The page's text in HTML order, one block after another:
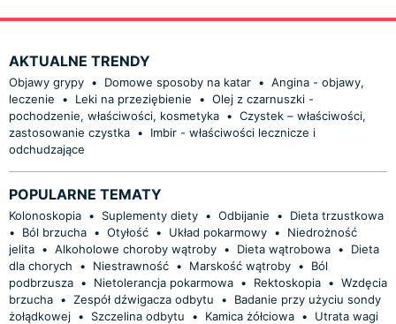
AKTUALNE TRENDY
Objawy grypy • Domowe sposoby na katar • Angina - objawy,
leczenie
• Leki na przeziębienie • Olej z czarnuszki -
pochodzenie, właściwości, kosmetyka • Czystek – właściwości,
zastosowanie czystka •
Imbir - właściwości lecznicze i
odchudzające
POPULARNE TEMATY
Kolonoskopia • Suplementy diety • Odbijanie •
Dieta trzustkowa
•
Ból brzucha • Otyłość • Układ pokarmowy •
Niedrożność
jelita • Alkoholowe choroby wątroby • Dieta wątrobowa •
Dieta
dla chorych
• Niestrawność • Marskość wątroby •
Ból
podbrzusza • Nietolerancja pokarmowa • Rektoskopia • Wzdęcia
brzucha • Zespół dźwigacza odbytu •
Badanie przy użyciu sondy
żołądkowej • Szczelina odbytu • Kamica żółciowa •
Utrata wagi